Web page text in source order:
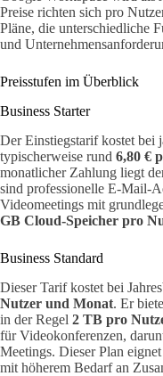
Preise richten sich pro
Pläne, die unterschiedliche
und
Preisstufen im Überblick
Business Starter
Der Einstiegstarif kostet bei
typischerweise rund 6,80 €
monatlicher Zahlung liegt
sind professionelle E-Mail-
Videomeetings mit
GB Cloud-Speicher pro
Business Standard
Dieser Tarif kostet bei
Nutzer und Monat. Er
in der Regel 2 TB pro
für Videokonferenzen,
Meetings. Dieser Plan
mit höherem Bedarf an